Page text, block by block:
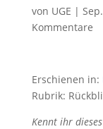
von UGE |
Kommentare
Erschienen in:
Rubrik:
Kennt ihr